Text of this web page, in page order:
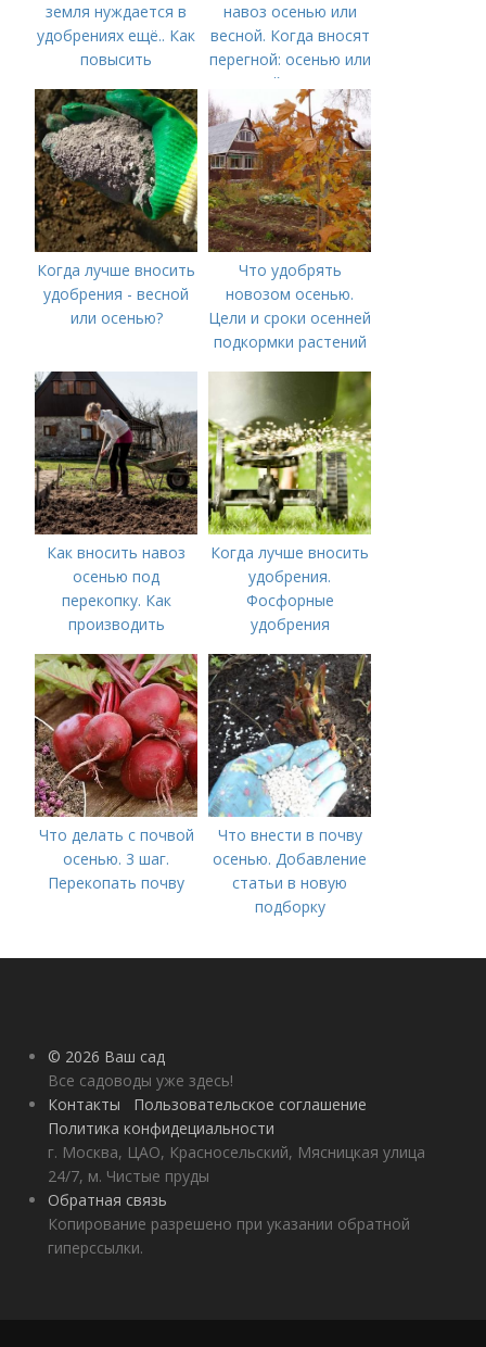
земля нуждается в
удобрениях ещё.. Как
повысить
осенью
навоз осенью или
весной. Когда вносят
перегной: осенью или
весной, правила
внесения удобрений
Когда лучше вносить
удобрения - весной
или осенью?
Что удобрять
новозом осенью.
Цели и сроки осенней
подкормки растений
Как вносить навоз
осенью под
перекопку. Как
производить
Когда лучше вносить
удобрения.
Фосфорные
удобрения
Что делать с почвой
осенью. 3 шаг.
Перекопать почву
Что внести в почву
осенью. Добавление
статьи в новую
подборку
© 2026 Ваш сад
Все садоводы уже здесь!
Контакты
Пользовательское соглашение
Политика конфидециальности
г. Москва, ЦАО, Красносельский, Мясницкая улица
24/7, м. Чистые пруды
Обратная связь
Копирование разрешено при указании обратной
гиперссылки.